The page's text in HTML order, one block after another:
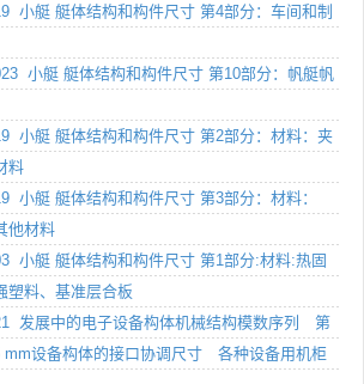
小艇 艇体结构和构件尺寸 第4部分：车间和制
小艇 艇体结构和构件尺寸 第10部分：帆艇帆
小艇 艇体结构和构件尺寸 第2部分：材料：夹
料
小艇 艇体结构和构件尺寸 第3部分：材料：
他材料
小艇 艇体结构和构件尺寸 第1部分:材料:热固
塑料、基准层合板
发展中的电子设备构体机械结构模数序列 第
设备构体的接口协调尺寸 各种设备用机柜